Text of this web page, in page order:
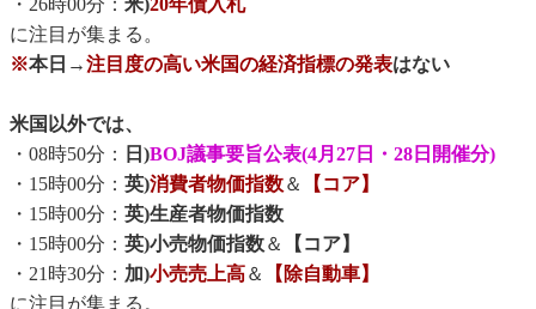
・26時00分： 米)20年債入札
に注目が集まる。
※本日→注目度の高い米国の経済指標の発表はない
米国以外では、
・08時50分：
日)BOJ議事要旨公表(4月27日・28日開催分)
・15時00分： 英)消費者物価指数＆
【コア】
・15時00分： 英)生産者物価指数
・15時00分： 英)小売物価指数＆
【コア】
・21時30分： 加)小売売上高＆
【除自動車】
に注目が集まる。